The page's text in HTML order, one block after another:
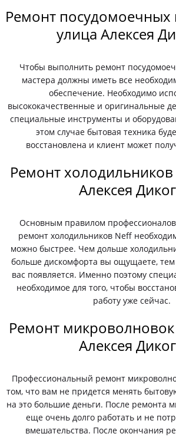
Ремонт посудомоечных
улица Алексея
Чтобы выполнить ремонт
мастера должны иметь все
обеспечение. Необходимо
высококачественные и оригинальные
специальные инструменты и
этом случае бытовая техника
восстановлена и клиент может
Ремонт холодильников
Алексея
Основным правилом профессионалов
ремонт холодильников Neff
можно быстрее. Чем дольше
больше дискомфорта вы ощущаете,
вас появляется. Именно поэтому
необходимое для того, чтобы
работу уже сейчас.
Ремонт микроволновок
Алексея
Профессиональный ремонт
том, что вам не придется менять
на это большие деньги. После ремонта
еще очень долго работать и не
вмешательства. После окончания